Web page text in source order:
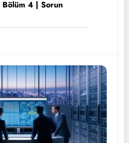
4 | Sorun